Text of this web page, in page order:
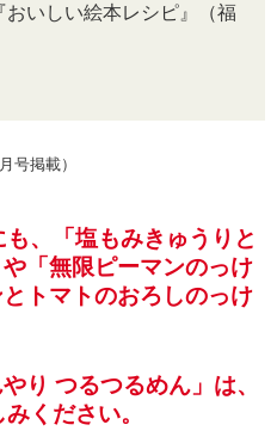
いしい絵本レシピ』（福
号掲載）
、「塩もみきゅうりと
「無限ピーマンのっけ
トマトのおろしのっけ
り つるつるめん」は、
ください。